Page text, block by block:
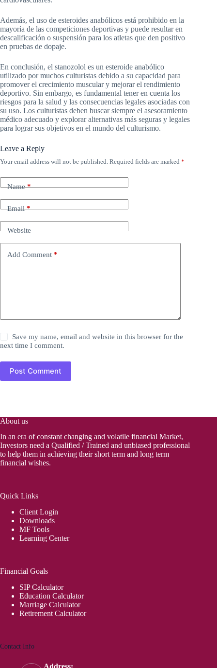
Además, el uso de esteroides anabólicos está prohibido en la
mayoría de las competiciones deportivas y puede resultar en
descalificación o suspensión para los atletas que den positivo
en pruebas de dopaje.
En conclusión, el stanozolol es un esteroide anabólico
utilizado por muchos culturistas debido a su capacidad para
promover el crecimiento muscular y mejorar el rendimiento
deportivo. Sin embargo, es fundamental tener en cuenta los
riesgos para la salud y las consecuencias legales asociadas con
su uso. Los culturistas deben buscar siempre el asesoramiento
médico adecuado y explorar alternativas más seguras y legales
para lograr sus objetivos en el mundo del culturismo.
Leave a Reply
Your email address will not be published. Required fields are marked *
Name*
Email*
Website
Add Comment *
Save my name, email and website in this browser for the
next time I comment.
Post Comment
About us
In an era of constant changing and volatile financial Market,
Investors need a Qualified / Trained and unbiased professional
to help them in achieving their short term and long term
financial wishes.
Quick Links
Client Login
Downloads
MF Tools
Learning Center
Financial Goals
SIP Calculator
Education Calculator
Marriage Calculator
Retirement Calculator
Contact Info
Address: